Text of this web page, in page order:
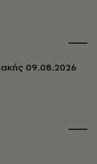
09.08.2026